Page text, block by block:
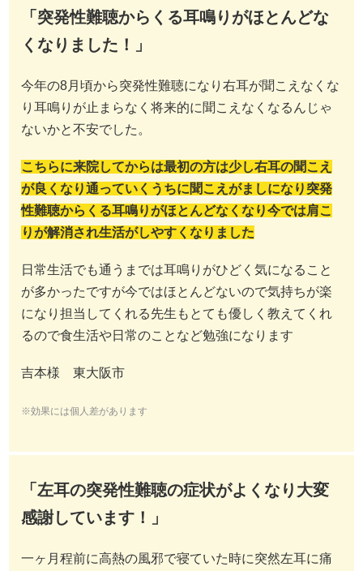
「突発性難聴からくる耳鳴りがほとんどな
くなりました！」
今年の8月頃から突発性難聴になり右耳が聞こえなくな
り耳鳴りが止まらなく将来的に聞こえなくなるんじゃ
ないかと不安でした。
こちらに来院してからは最初の方は少し右耳の聞こえ
が良くなり通っていくうちに聞こえがましになり突発
性難聴からくる耳鳴りがほとんどなくなり今では肩こ
りが解消され生活がしやすくなりました
日常生活でも通うまでは耳鳴りがひどく気になること
が多かったですが今ではほとんどないので気持ちが楽
になり担当してくれる先生もとても優しく教えてくれ
るので食生活や日常のことなど勉強になります
吉本様 東大阪市
※効果には個人差があります
「左耳の突発性難聴の症状がよくなり大変
感謝しています！」
一ヶ月程前に高熱の風邪で寝ていた時に突然左耳に痛